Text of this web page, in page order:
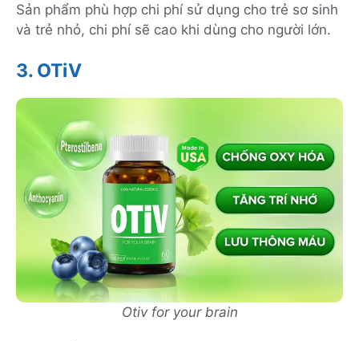
Sản phẩm phù hợp chi phí sử dụng cho trẻ sơ sinh
và trẻ nhỏ, chi phí sẽ cao khi dùng cho người lớn.
3. OTiV
Otiv for your brain